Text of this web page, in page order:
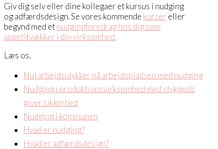
Giv dig selv eller dine kollegaer et kursus i nudging
og adfærdsdesign. Se vores kommende kurser eller
begynd med etnudgingforedrag hos dig som
appetitvækker i din virksomhed.
Læs os.
Nul arbejdsulykker på arbejdspladsen med nudging
Nudging i produktionsvirksomhed med stykgods
giver sikkerhed
Nudging i kommunen
Hvad er nudging?
Hvad er adfærdsdesign?